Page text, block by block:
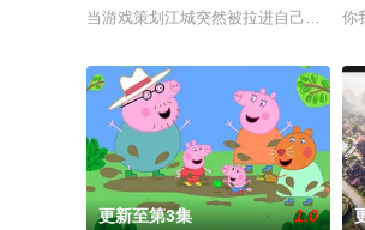
当游戏策划江城突然被拉进自己精心打你
更新至第3集 1.0